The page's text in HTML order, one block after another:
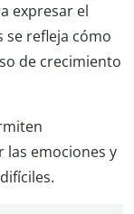
expresar el
se refleja cómo
de crecimiento
emociones y